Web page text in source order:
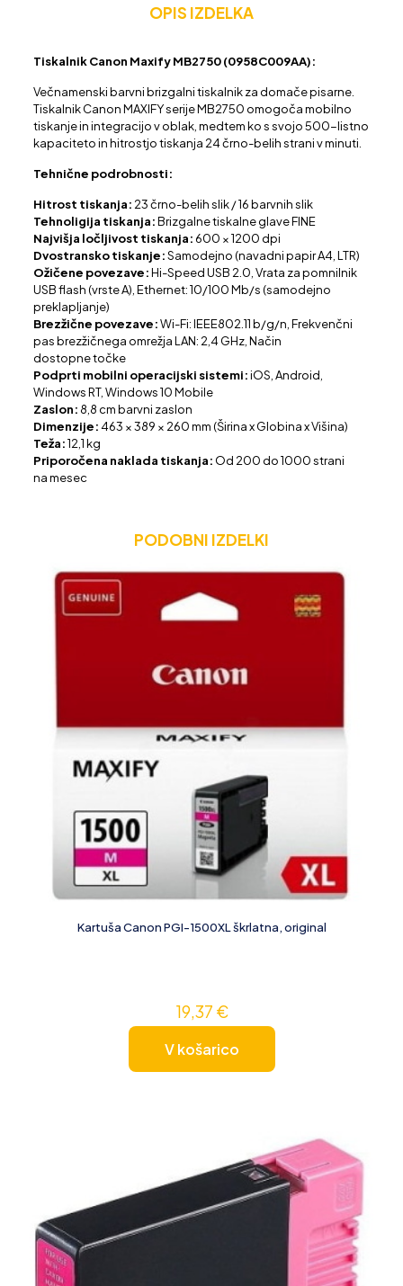
OPIS IZDELKA
Tiskalnik Canon Maxify MB2750 (0958C009AA):
Večnamenski barvni brizgalni tiskalnik za domače pisarne.
Tiskalnik Canon MAXIFY serije MB2750 omogoča mobilno
tiskanje in integracijo v oblak, medtem ko s svojo 500-listno
kapaciteto in hitrostjo tiskanja 24 črno-belih strani v minuti.
Tehnične podrobnosti:
Hitrost tiskanja: 23 črno-belih slik / 16 barvnih slik
Tehnoligija tiskanja:Brizgalne tiskalne glave FINE
Najvišja ločljivost tiskanja: 600 × 1200 dpi
Dvostransko tiskanje:Samodejno (navadni papir A4, LTR)
Ožičene povezave:Hi-Speed USB 2.0, Vrata za pomnilnik
USB flash (vrste A), Ethernet: 10/100 Mb/s (samodejno
preklapljanje)
Brezžične povezave:Wi-Fi: IEEE802.11 b/g/n, Frekvenčni
pas brezžičnega omrežja LAN: 2,4 GHz, Način
dostopne točke
Podprti mobilni operacijski sistemi:iOS, Android,
Windows RT, Windows 10 Mobile
Zaslon: 8,8 cm barvni zaslon
Dimenzije:463 × 389 × 260 mm (Širina x Globina x Višina)
Teža:12,1 kg
Priporočena naklada tiskanja: Od 200 do 1000 strani
na mesec
PODOBNI IZDELKI
Kartuša Canon PGI-1500XL škrlatna, original
19,37 €
V košarico